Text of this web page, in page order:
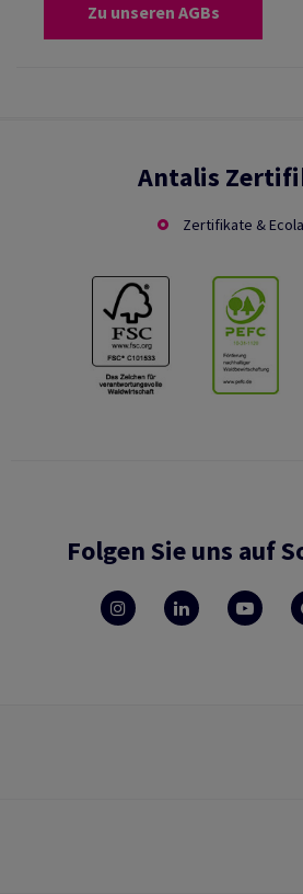
Zu unseren AGBs
Antalis
Zertifikate &
Folgen Sie uns auf